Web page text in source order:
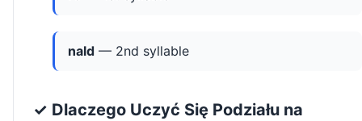
nald — 2nd syllable
✓ Dlaczego Uczyć Się Podziału na